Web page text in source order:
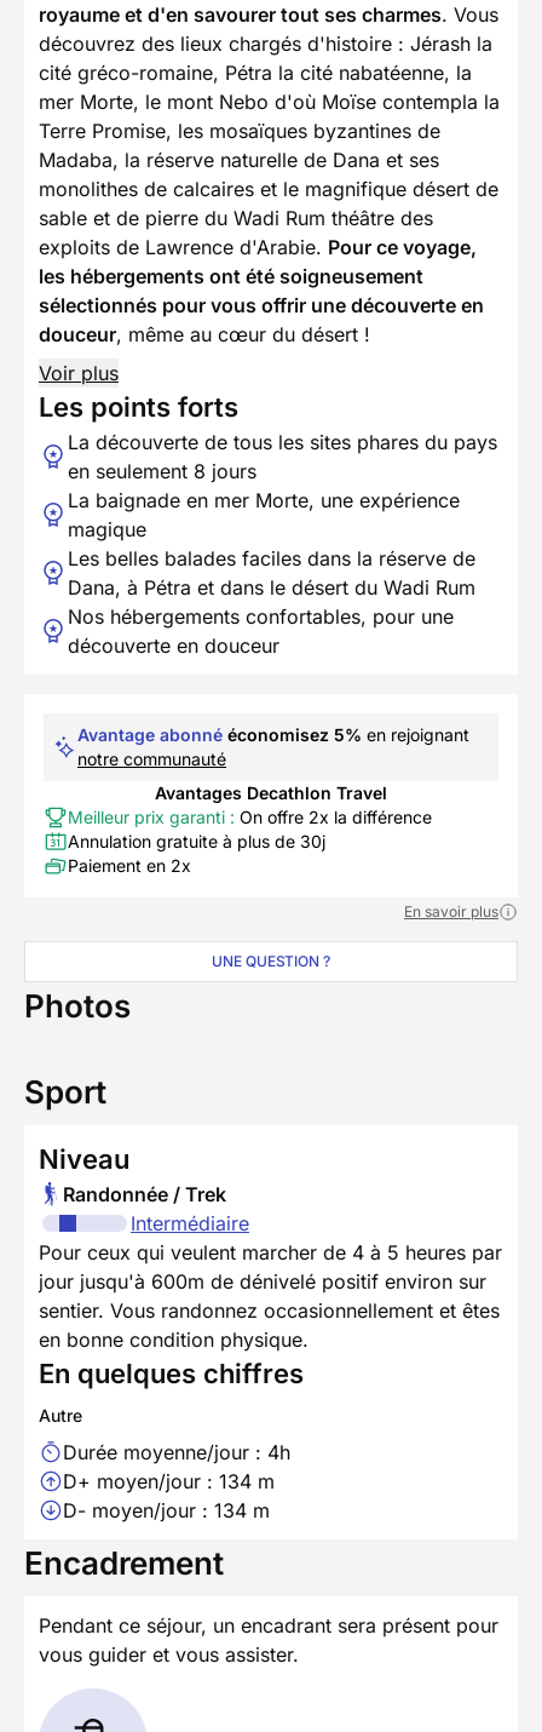
royaume et d'en savourer tout ses charmes. Vous
découvrez des lieux chargés d'histoire : Jérash la
cité gréco-romaine, Pétra la cité nabatéenne, la
mer Morte, le mont Nebo d'où Moïse contempla la
Terre Promise, les mosaïques byzantines de
Madaba, la réserve naturelle de Dana et ses
monolithes de calcaires et le magnifique désert de
sable et de pierre du Wadi Rum théâtre des
exploits de Lawrence d'Arabie. Pour ce voyage,
les hébergements ont été soigneusement
sélectionnés pour vous offrir une découverte en
douceur, même au cœur du désert !
Voir plus
Les points forts
La découverte de tous les sites phares du pays
en seulement 8 jours
La baignade en mer Morte, une expérience
magique
Les belles balades faciles dans la réserve de
Dana, à Pétra et dans le désert du Wadi Rum
Nos hébergements confortables, pour une
découverte en douceur
Avantage abonné économisez 5% en rejoignant
notre communauté
Avantages Decathlon Travel
Meilleur prix garanti : On offre 2x la différence
Annulation gratuite à plus de 30j
Paiement en 2x
En savoir plus
UNE QUESTION ?
Photos
Sport
Niveau
Randonnée / Trek
Intermédiaire
Pour ceux qui veulent marcher de 4 à 5 heures par
jour jusqu'à 600m de dénivelé positif environ sur
sentier. Vous randonnez occasionnellement et êtes
en bonne condition physique.
En quelques chiffres
Autre
Durée moyenne/jour : 4h
D+ moyen/jour : 134 m
D- moyen/jour : 134 m
Encadrement
Pendant ce séjour, un encadrant sera présent pour
vous guider et vous assister.